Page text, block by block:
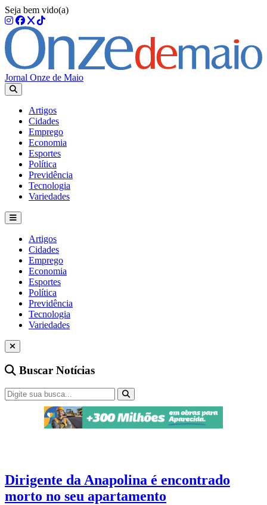
Seja bem vido(a)
Jornal Onze de Maio
Artigos
Cidades
Emprego
Economia
Esportes
Política
Previdência
Tecnologia
Variedades
Artigos
Cidades
Emprego
Economia
Esportes
Política
Previdência
Tecnologia
Variedades
Buscar Notícias
Dirigente da Anapolina é encontrado
morto no seu apartamento